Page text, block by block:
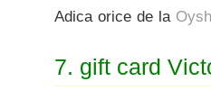
Adica orice de la
7. gift card